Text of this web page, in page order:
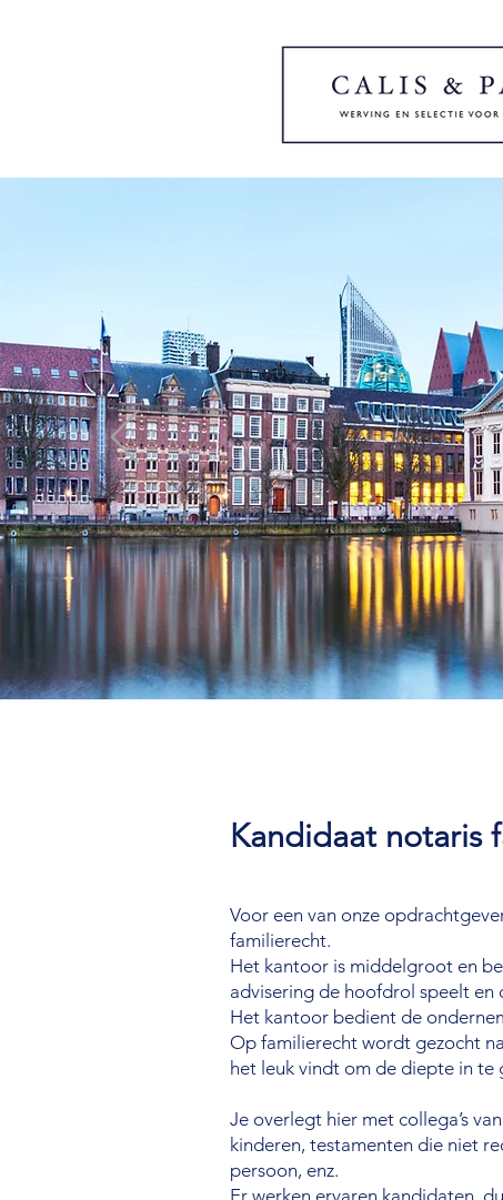
Kandidaat notaris
Voor een van onze
familierecht.
Het kantoor is middelgroot en
advisering de hoofdrol speelt
Het kantoor bedient de
Op familierecht wordt gezocht
het leuk vindt om de diepte in te
Je overlegt hier met collega’s
kinderen, testamenten die niet
persoon, enz.
Er werken ervaren kandidaten,